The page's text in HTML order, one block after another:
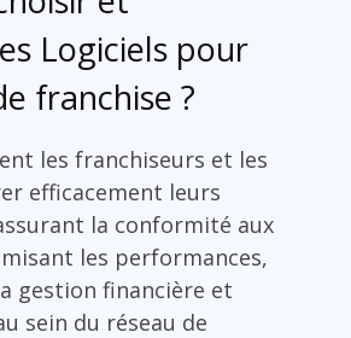
Logiciels pour
franchise ?
les franchiseurs et les
efficacement leurs
la conformité aux
les performances,
gestion financière et
sein du réseau de